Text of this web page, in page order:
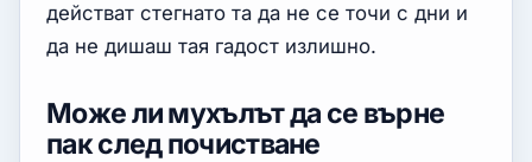
действат стегнато та да не се точи с дни и
да не дишаш тая гадост излишно.
Може ли мухълът да се върне
пак след почистване